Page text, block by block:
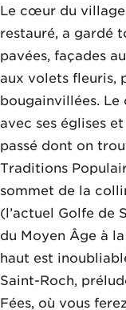
Le cœur du
restauré, a gardé
pavées, façades
aux volets fleuris,
bougainvillées.
avec ses églises
passé dont on
Traditions
sommet de la
(l’actuel Golfe de
du Moyen Âge à
haut est
Saint-Roch,
Fées, où vous